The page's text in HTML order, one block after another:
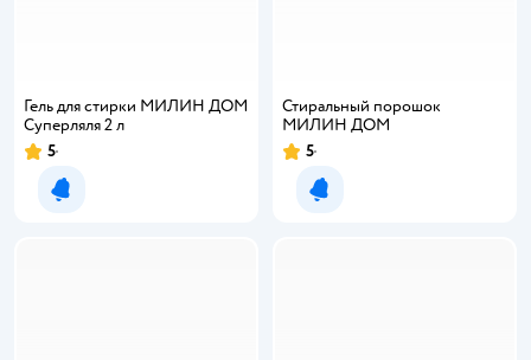
Гель для стирки МИЛИН ДОМ
Суперляля 2 л
Рейтинг:
5
Уведомить о появлении
Стиральный порошок
МИЛИН ДОМ
Рейтинг:
5
Уведомить о появлении